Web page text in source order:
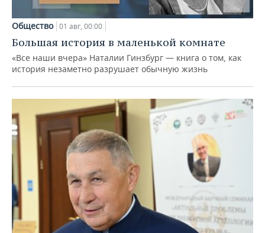
Общество 01 авг, 00:00
Большая история в маленькой комнате
«Все наши вчера» Наталии Гинзбург — книга о том, как
история незаметно разрушает обычную жизнь